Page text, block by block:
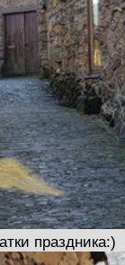
праздника:)